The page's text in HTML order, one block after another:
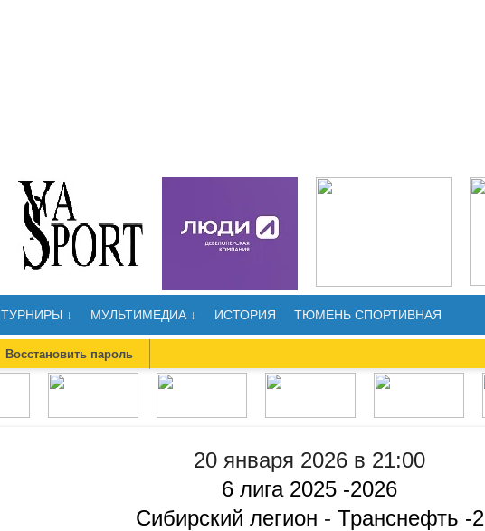
ТУРНИРЫ ↓ МУЛЬТИМЕДИА ↓ ИСТОРИЯ ТЮМЕНЬ СПОРТИВНАЯ
Восстановить пароль
20 января 2026 в 21:00
6 лига 2025 -2026
Сибирский легион - Транснефть -2